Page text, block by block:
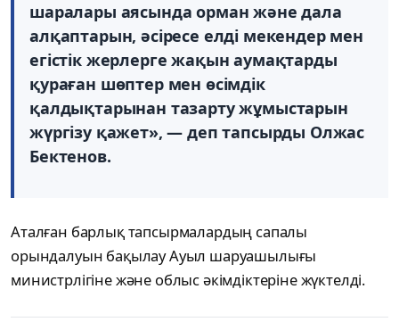
шаралары аясында орман және дала
алқаптарын, әсіресе елді мекендер мен
егістік жерлерге жақын аумақтарды
қураған шөптер мен өсімдік
қалдықтарынан тазарту жұмыстарын
жүргізу қажет», — деп тапсырды Олжас
Бектенов.
Аталған барлық тапсырмалардың сапалы
орындалуын бақылау Ауыл шаруашылығы
министрлігіне және облыс әкімдіктеріне жүктелді.